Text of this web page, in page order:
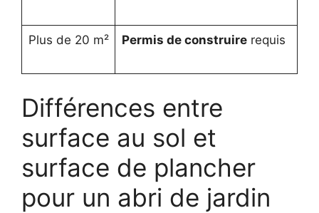
Plus de 20 m² Permis de construirerequis
Différences entre
surface au sol et
surface de plancher
pour un abri de jardin